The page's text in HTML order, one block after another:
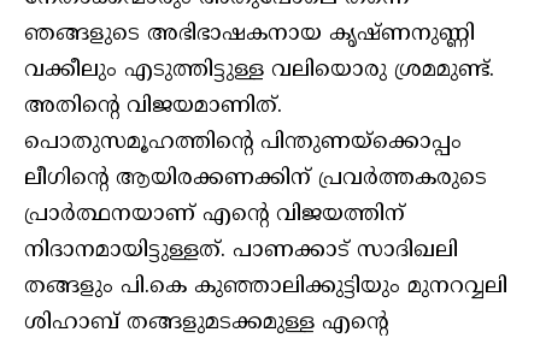
ഞങ്ങളുടെ അഭിഭാഷകനായ കൃഷ്ണനുണ്ണി
വക്കീലും എടുത്തിട്ടുള്ള വലിയൊരു ശ്രമമുണ്ട്.
അതിന്റെ വിജയമാണിത്.
പൊതുസമൂഹത്തിന്റെ പിന്തുണയ്‌ക്കൊപ്പം
ലീഗിന്റെ ആയിരക്കണക്കിന് പ്രവർത്തകരുടെ
പ്രാർത്ഥനയാണ് എന്റെ വിജയത്തിന്
നിദാനമായിട്ടുള്ളത്. പാണക്കാട് സാദിഖലി
തങ്ങളും പി.കെ കുഞ്ഞാലിക്കുട്ടിയും മുനറവ്വലി
ശിഹാബ് തങ്ങളുമടക്കമുള്ള എന്റെ